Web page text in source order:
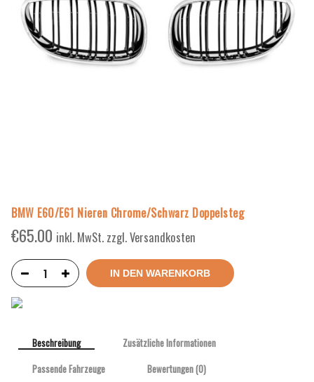
BMW E60/E61 Nieren Chrome/Schwarz Doppelsteg
€65.00 inkl. MwSt. zzgl. Versandkosten
IN DEN WARENKORB
Beschreibung
Zusätzliche Informationen
Passende Fahrzeuge
Bewertungen (0)